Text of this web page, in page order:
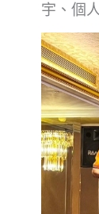
宇、個